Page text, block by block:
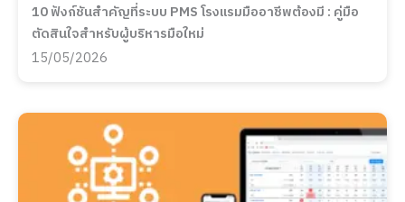
10 ฟังก์ชันสำคัญที่ระบบ PMS โรงแรมมืออาชีพต้องมี : คู่มือ
ตัดสินใจสำหรับผู้บริหารมือใหม่
15/05/2026